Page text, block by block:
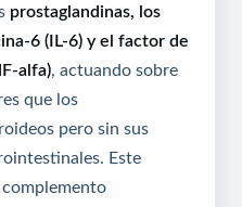
prostaglandinas, los
6 (IL-6) y el factor de
alfa) , actuando sobre
que los
pero sin sus
Este